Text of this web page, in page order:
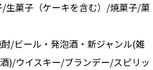
生菓子（ケーキを含む）/焼菓子/菓
ビール・発泡酒・新ジャンル(雑
)/ウイスキー/ブランデー/スピリッ